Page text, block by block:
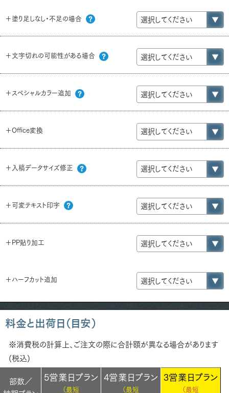
＋塗り足しなし・不足の場合
＋文字切れの可能性がある場合
＋スペシャルカラー追加
＋Office変換
＋入稿データサイズ修正
＋可変テキスト印字
＋PP貼り加工
＋ハーフカット追加
料金と出荷日（目安）
※消費税の計算上、ご注文の際に合計額が異なる場合があります
(税込)
部数／
5営業日プラン
（最短
4営業日プラン
（最短
3営業日プラン
（最短